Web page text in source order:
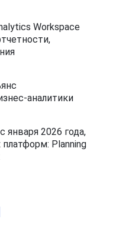
Workspace
аналитики
января 2026 года,
платформ: Planning